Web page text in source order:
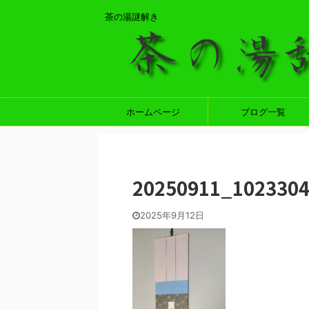
茶の湯謎解き
ホームページ ブログ一覧
2025年9月12日